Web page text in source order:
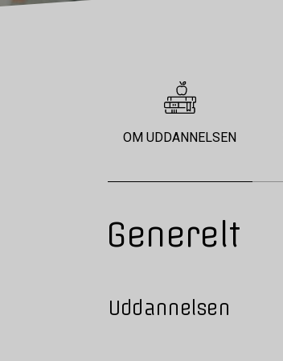
OM UDDANNELSEN
Generelt
Uddannelsen